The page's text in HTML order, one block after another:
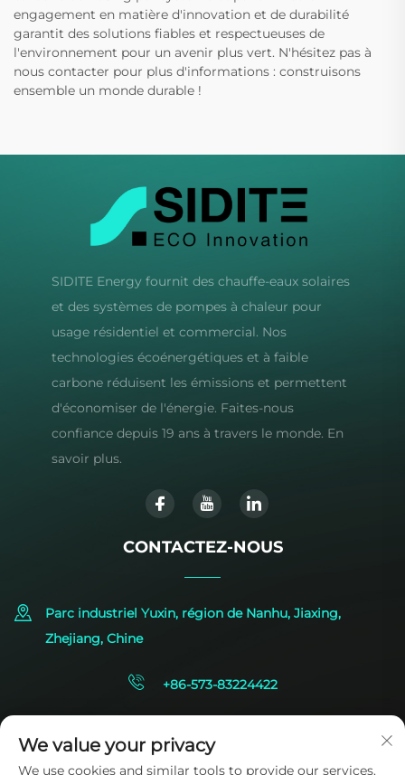
engagement en matière d'innovation et de durabilité
garantit des solutions fiables et respectueuses de
l'environnement pour un avenir plus vert. N'hésitez pas à
nous contacter pour plus d'informations : construisons
ensemble un monde durable !
SIDITE Energy fournit des chauffe-eaux solaires
et des systèmes de pompes à chaleur pour
usage résidentiel et commercial. Nos
technologies écoénergétiques et à faible
carbone réduisent les émissions et permettent
d'économiser de l'énergie. Faites-nous
confiance depuis 19 ans à travers le monde. En
savoir plus.
CONTACTEZ-NOUS
Parc industriel Yuxin, région de Nanhu, Jiaxing,
Zhejiang, Chine
+86-573-83224422
We value your privacy
We use cookies and similar tools to provide our services.